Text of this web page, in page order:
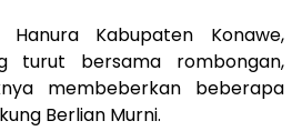
Kabupaten Konawe,
turut bersama rombongan,
membeberkan beberapa
Berlian Murni.